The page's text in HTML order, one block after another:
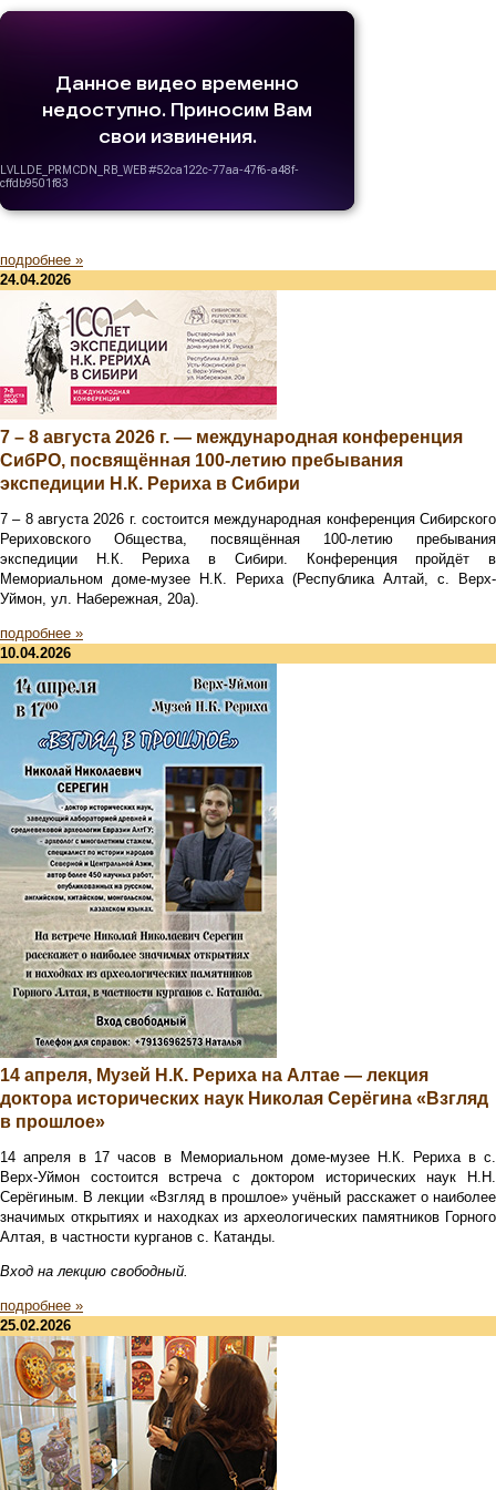
подробнее »
24.04.2026
7 – 8 августа 2026 г. — международная конференция
СибРО, посвящённая 100-летию пребывания
экспедиции Н.К. Рериха в Сибири
7 – 8 августа 2026 г. состоится международная конференция Сибирского
Рериховского Общества, посвящённая 100-летию пребывания
экспедиции Н.К. Рериха в Сибири. Конференция пройдёт в
Мемориальном доме-музее Н.К. Рериха (Республика Алтай, с. Верх-
Уймон, ул. Набережная, 20а).
подробнее »
10.04.2026
14 апреля, Музей Н.К. Рериха на Алтае — лекция
доктора исторических наук Николая Серёгина «Взгляд
в прошлое»
14 апреля в 17 часов в Мемориальном доме-музее Н.К. Рериха в с.
Верх-Уймон состоится встреча с доктором исторических наук Н.Н.
Серёгиным. В лекции «Взгляд в прошлое» учёный расскажет о наиболее
значимых открытиях и находках из археологических памятников Горного
Алтая, в частности курганов с. Катанды.
Вход на лекцию свободный.
подробнее »
25.02.2026